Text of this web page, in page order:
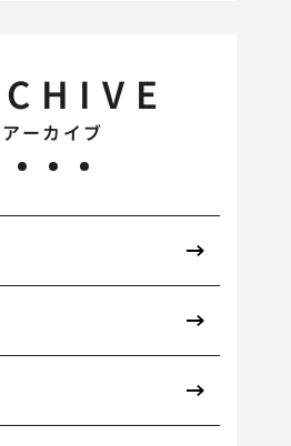
アーカイブ